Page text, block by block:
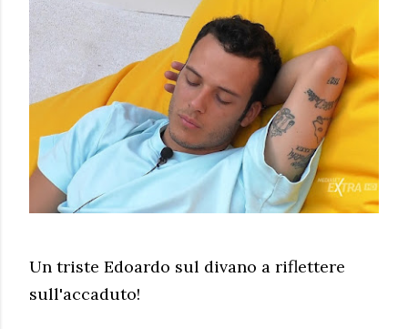
Un triste Edoardo sul divano a riflettere
sull'accaduto!